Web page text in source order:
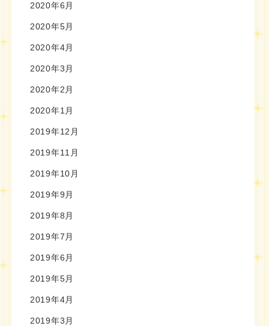
2020年6月
2020年5月
2020年4月
2020年3月
2020年2月
2020年1月
2019年12月
2019年11月
2019年10月
2019年9月
2019年8月
2019年7月
2019年6月
2019年5月
2019年4月
2019年3月